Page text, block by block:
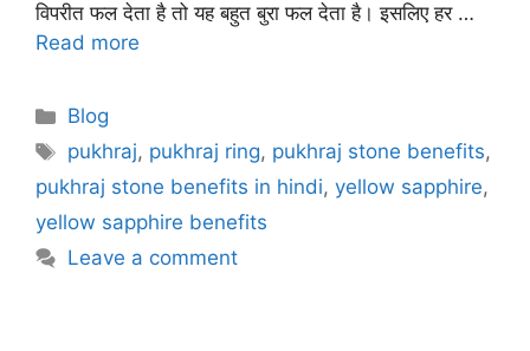
विपरीत फल देता है तो यह बहुत बुरा फल देता है। इसलिए हर …
Read more
Categories
Blog
Tags
pukhraj, pukhraj ring, pukhraj stone benefits,
pukhraj stone benefits in hindi, yellow sapphire,
yellow sapphire benefits
Leave a comment